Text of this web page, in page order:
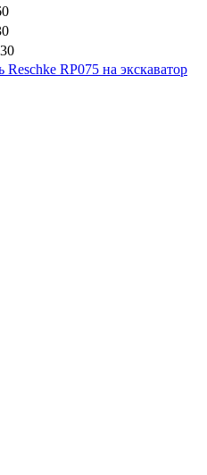
RP075 на экскаватор